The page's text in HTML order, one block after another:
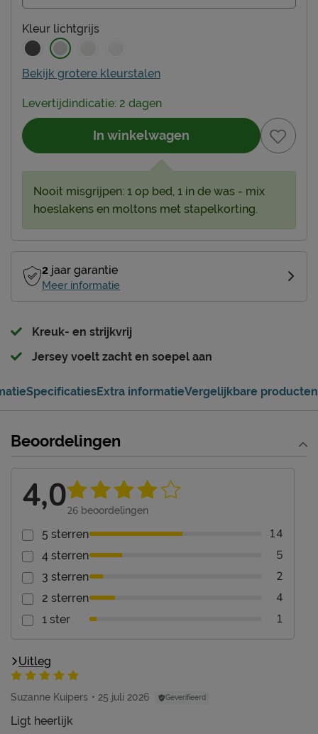
Kleur lichtgrijs
Bekijk grotere kleurstalen
Levertijdindicatie: 2 dagen
In winkelwagen
Nooit misgrijpen: 1 op bed, 1 in de was - mix
hoeslakens en moltons met stapelkorting.
2 jaar garantie
Meer informatie
Kreuk- en strijkvrij
Jersey voelt zacht en soepel aan
SpecificatiesExtra informatieVergelijkbare producten
Beoordelingen
4,026 beoordelingen
5 sterren 14
4 sterren 5
3 sterren 2
2 sterren 4
1 ster 1
Uitleg
Suzanne Kuipers 25 juli 2026 Geverifieerd
Ligt heerlijk